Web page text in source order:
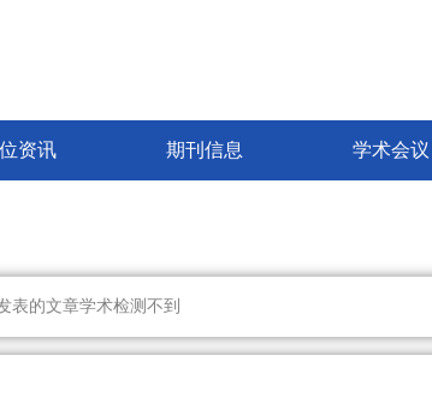
资讯 期刊信息 学术会议
表的文章学术检测不到